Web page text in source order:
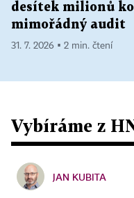
desítek milionů
mimořádný audit
31. 7. 2026 ▪ 2 min. čtení
Vybíráme z
JAN KUBITA